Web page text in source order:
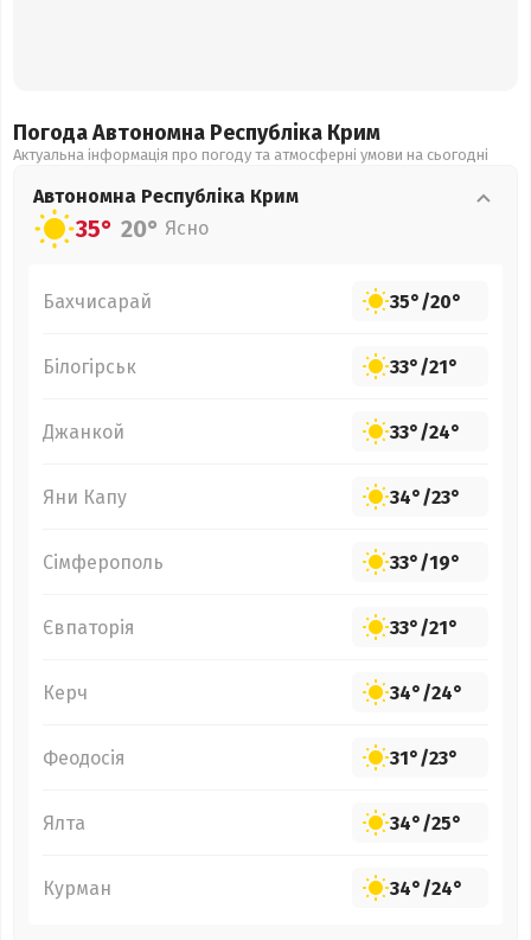
Погода Автономна Республіка Крим
Актуальна інформація про погоду та атмосферні умови на сьогодні
Автономна Республіка Крим
35° 20° Ясно
Бахчисарай 35°/20°
Білогірськ 33°/21°
Джанкой 33°/24°
Яни Капу 34°/23°
Сімферополь 33°/19°
Євпаторія 33°/21°
Керч 34°/24°
Феодосія 31°/23°
Ялта 34°/25°
Курман 34°/24°